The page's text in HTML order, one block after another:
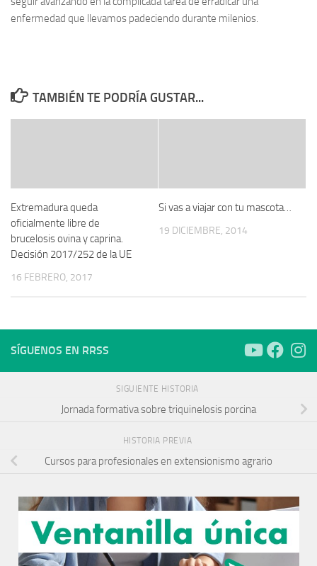
enfermedad que llevamos padeciendo durante milenios.
TAMBIÉN TE PODRÍA GUSTAR...
Extremadura queda
oficialmente libre de
brucelosis ovina y caprina.
Decisión 2017/252 de la UE
16 FEBRERO, 2017
Si vas a viajar con tu mascota…
19 DICIEMBRE, 2014
SÍGUENOS EN RRSS
SIGUIENTE HISTORIA
Jornada formativa sobre triquinelosis porcina
HISTORIA PREVIA
Cursos para profesionales en extensionismo agrario